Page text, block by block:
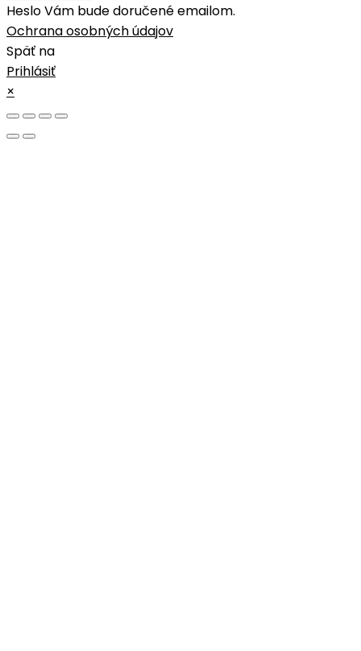
Heslo Vám bude doručené emailom.
Ochrana osobných údajov
Späť na
Prihlásiť
×